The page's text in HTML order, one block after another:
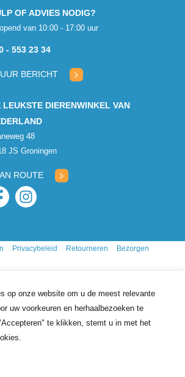
op onze website om u de meest relevante
uw voorkeuren en herhaalbezoeken te
te klikken, stemt u in met het
OF ADVIES NODIG?
van 10:00 - 17:00 uur
- 553 23 34
BERICHT
LEUKSTE DIERENWINKEL VAN
48
JS Groningen
ROUTE
Privacybeleid Retourneren
Bezorgen